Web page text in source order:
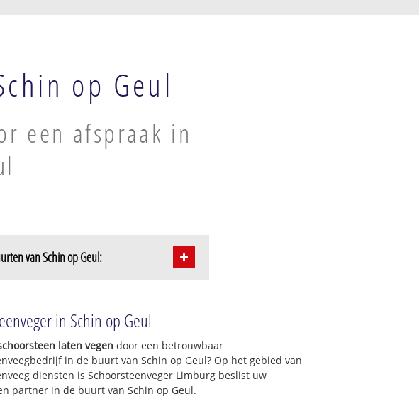
op Geul
een afspraak in
van Schin op Geul:
in Schin op Geul
laten vegen door een betrouwbaar
in de buurt van Schin op Geul? Op het gebied van
diensten is Schoorsteenveger Limburg beslist uw
partner in de buurt van Schin op Geul.